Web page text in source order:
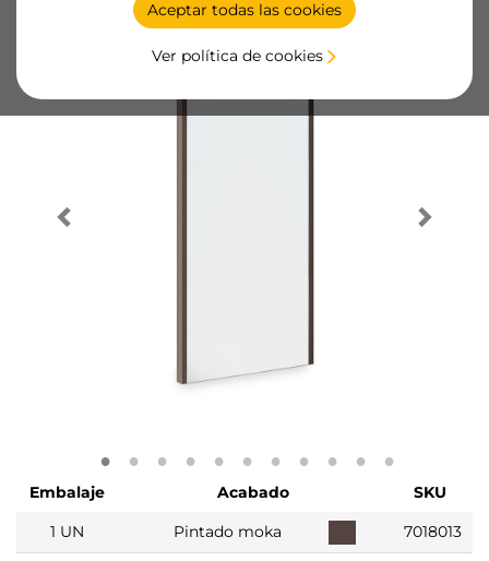
Aceptar todas las cookies
Ver política de cookies
Embalaje Acabado
SKU
1 UN
Pintado moka 7018013